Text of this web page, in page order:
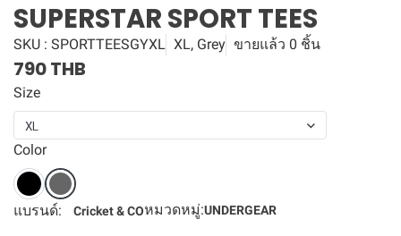
SUPERSTAR SPORT TEES
SKU : SPORTTEESGYXL XL, Grey ขายแล้ว 0 ชิ้น
790 THB
Size
XL
Color
แบรนด์: Cricket & COหมวดหมู่:UNDERGEAR